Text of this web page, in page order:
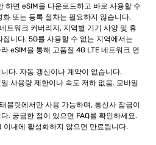
하면 eSIM을 다운로드하고 바로 사용할 수
화 또는 등록 절차는 필요하지 않습니다.
트워크 커버리지, 지역별 기기 사양 및 휴
니다. 5G를 사용할 수 없는 지역에서는
eSIM을 통해 고품질 4G LTE 네트워크 연
다. 자동 갱신이나 계약이 없습니다.
사용량 제한이나 속도 저하 없음. 모바일
블릿에서만 사용 가능하며, 통신사 잠금이
. 궁금한 점이 있으면 FAQ를 확인하세요.
이내에 활성화하지 않으면 만료됩니다.